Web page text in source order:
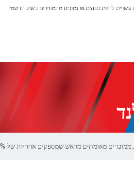
להיות גבוהים או נמוכים מהמחירים בשוק הרשמי.